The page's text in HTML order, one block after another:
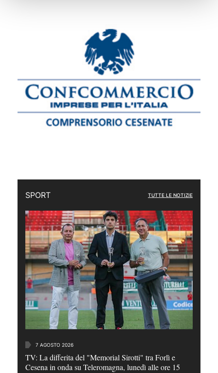
SPORT TUTTE LE NOTIZIE
7 AGOSTO 2026
TV: La differita del "Memorial Sirotti" tra Forlì e
Cesena in onda su Teleromagna, lunedì alle ore 15